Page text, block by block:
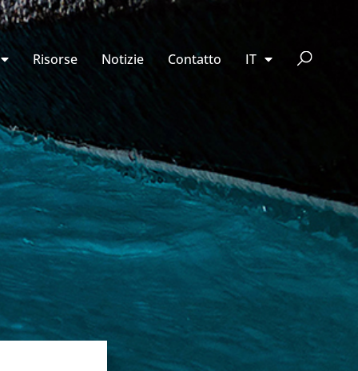
Risorse Notizie Contatto IT